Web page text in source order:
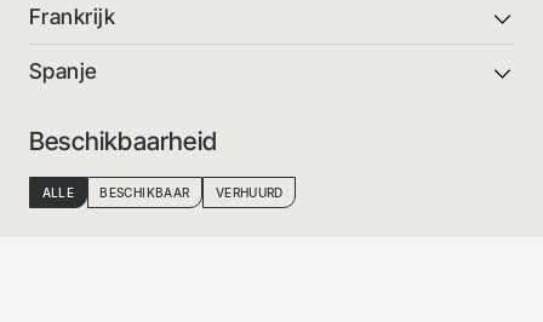
Frankrijk
Spanje
Beschikbaarheid
ALLE BESCHIKBAAR VERHUURD